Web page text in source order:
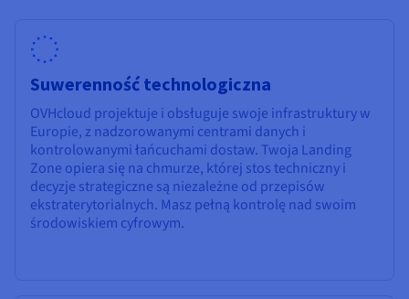
Suwerenność technologiczna
OVHcloud projektuje i obsługuje swoje infrastruktury w
Europie, z nadzorowanymi centrami danych i
kontrolowanymi łańcuchami dostaw. Twoja Landing
Zone opiera się na chmurze, której stos techniczny i
decyzje strategiczne są niezależne od przepisów
ekstraterytorialnych. Masz pełną kontrolę nad swoim
środowiskiem cyfrowym.